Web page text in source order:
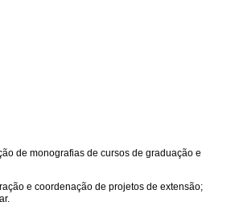
de monografias de cursos de graduação e
e coordenação de projetos de extensão;